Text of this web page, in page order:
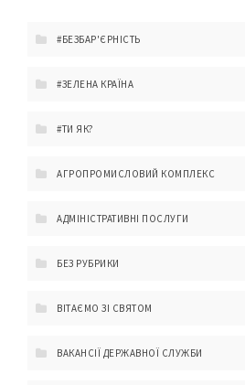
#БЕЗБАР'ЄРНІСТЬ
#ЗЕЛЕНА КРАЇНА
#ТИ ЯК?
АГРОПРОМИСЛОВИЙ КОМПЛЕКС
АДМІНІСТРАТИВНІ ПОСЛУГИ
БЕЗ РУБРИКИ
ВІТАЄМО ЗІ СВЯТОМ
ВАКАНСІЇ ДЕРЖАВНОЇ СЛУЖБИ